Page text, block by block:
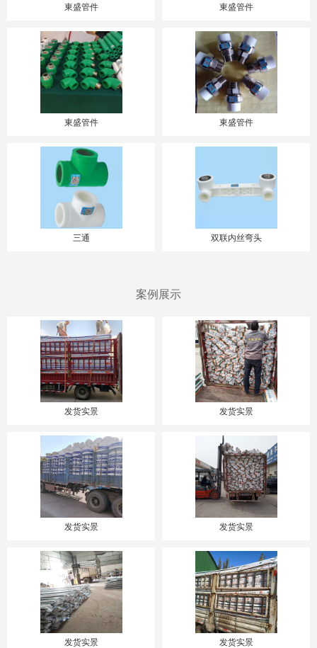
東盛管件 東盛管件
東盛管件 東盛管件
三通 双联内丝弯头
案例展示
发货实景 发货实景
发货实景 发货实景
发货实景 发货实景